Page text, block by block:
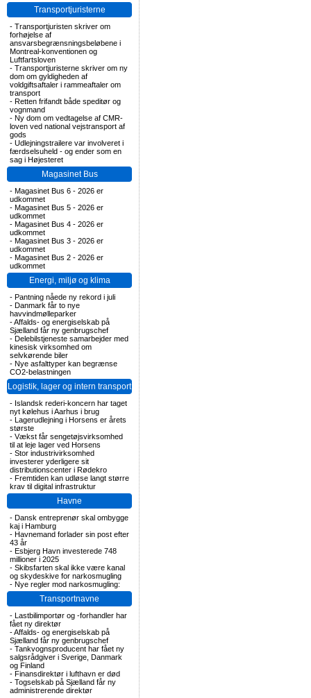
Transportjuristerne
- Transportjuristen skriver om
forhøjelse af
ansvarsbegrænsningsbeløbene i
Montreal-konventionen og
Luftfartsloven
- Transportjuristerne skriver om ny
dom om gyldigheden af
voldgiftsaftaler i rammeaftaler om
transport
- Retten frifandt både speditør og
vognmand
- Ny dom om vedtagelse af CMR-
loven ved national vejstransport af
gods
- Udlejningstrailere var involveret i
færdselsuheld - og ender som en
sag i Højesteret
Magasinet Bus
- Magasinet Bus 6 - 2026 er
udkommet
- Magasinet Bus 5 - 2026 er
udkommet
- Magasinet Bus 4 - 2026 er
udkommet
- Magasinet Bus 3 - 2026 er
udkommet
- Magasinet Bus 2 - 2026 er
udkommet
Energi, miljø og klima
- Pantning nåede ny rekord i juli
- Danmark får to nye
havvindmølleparker
-Affalds- og energiselskab på
Sjælland får ny genbrugschef
- Delebilstjeneste samarbejder med
kinesisk virksomhed om
selvkørende biler
- Nye asfalttyper kan begrænse
CO2-belastningen
Logistik, lager og intern transport
- Islandsk rederi-koncern har taget
nyt kølehus i Aarhus i brug
- Lagerudlejning i Horsens er årets
største
- Vækst får sengetøjsvirksomhed
til at leje lager ved Horsens
- Stor industrivirksomhed
investerer yderligere sit
distributionscenter i Rødekro
- Fremtiden kan udløse langt større
krav til digital infrastruktur
Havne
- Dansk entreprenør skal ombygge
kaj i Hamburg
- Havnemand forlader sin post efter
43 år
- Esbjerg Havn investerede 748
millioner i 2025
- Skibsfarten skal ikke være kanal
og skydeskive for narkosmugling
- Nye regler mod narkosmugling:
Transportnavne
- Lastbilimportør og -forhandler har
fået ny direktør
-Affalds- og energiselskab på
Sjælland får ny genbrugschef
- Tankvognsproducent har fået ny
salgsrådgiver i Sverige, Danmark
og Finland
- Finansdirektør i lufthavn er død
- Togselskab på Sjælland får ny
administrerende direktør